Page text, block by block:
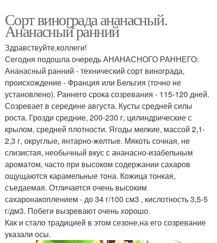
Сорт винограда ананасный.
Ананасный ранний
Здравствуйте,коллеги!
Сегодня подошла очередь АНАНАСНОГО РАННЕГО:
Ананасный ранний - технический сорт винограда,
происхождение - Франция или Бельгия (точно не
установлено). Раннего срока созревания - 115-120 дней.
Созревает в середине августа. Кусты средней силы
роста. Грозди средние, 200-230 г, цилиндрические с
крылом, средней плотности. Ягоды мелкие, массой 2,1-
2,3 г, округлые, янтарно-желтые. Мякоть сочная, не
слизистая, необычный вкус с ананасно-изабельным
ароматом, часто при высоком содержании сахаров
ощущаются карамельные тона. Кожица тонкая,
съедаемая. Отличается очень высоким
сахаронакоплением - до 34 г/100 см3 , кислотность 3,5-5
г/дм3. Побеги вызревают очень хорошо.
Как и стало традицией в этом сезоне,на его созревание
указали осы.